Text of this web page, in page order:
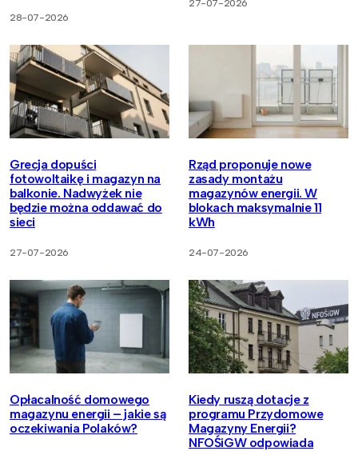
28-07-2026
27-07-2026
Grecja dopuści
fotowoltaikę i magazyn na
balkonie. Nadwyżek nie
będzie można oddawać do
sieci
27-07-2026
Rząd proponuje nowe
zasady montażu
magazynów energii. W
blokach maksymalnie 11
kWh
24-07-2026
Opłacalność domowego
magazynu energii – jakie są
oczekiwania Polaków?
Kiedy ruszą dotacje z
programu Przydomowe
Magazyny Energii?
NFOŚiGW odpowiada